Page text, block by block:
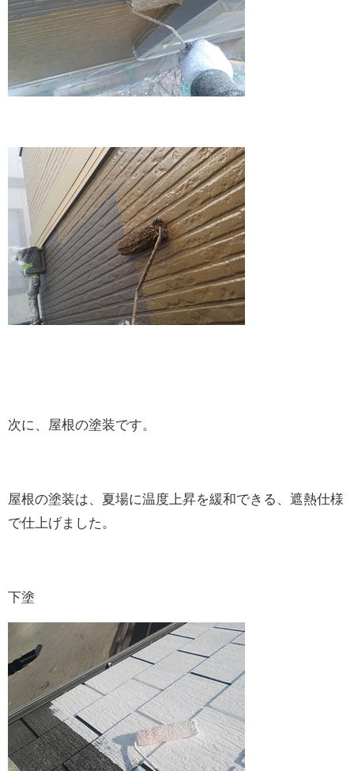
次に、屋根の塗装です。
屋根の塗装は、夏場に温度上昇を緩和できる、遮熱仕様
で仕上げました。
下塗